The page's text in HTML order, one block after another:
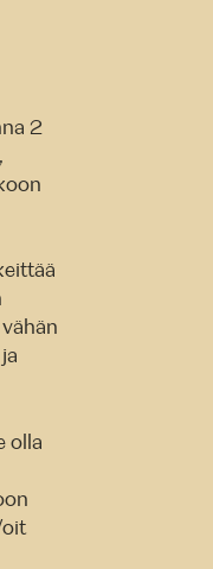
2
olla